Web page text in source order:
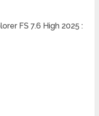
FS 7.6 High 2025 :